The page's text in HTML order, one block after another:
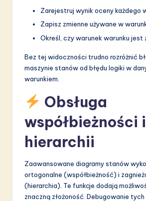
Zarejestruj wynik oceny każdego
Zapisz zmienne używane w
Określ, czy warunek warunku jest
Bez tej widoczności trudno rozróżnić
maszynie stanów od błędu logiki w
warunkiem.
Obsługa
współbieżności i
hierarchii
Zaawansowane diagramy stanów
ortogonalne (współbieżność) i
(hierarchia). Te funkcje dodają
znaczną złożoność. Debugowanie